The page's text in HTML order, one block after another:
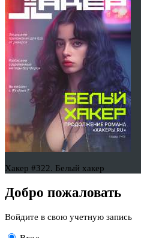
Хакер #322. Белый хакер
Добро пожаловать
Войдите в свою учетную запись